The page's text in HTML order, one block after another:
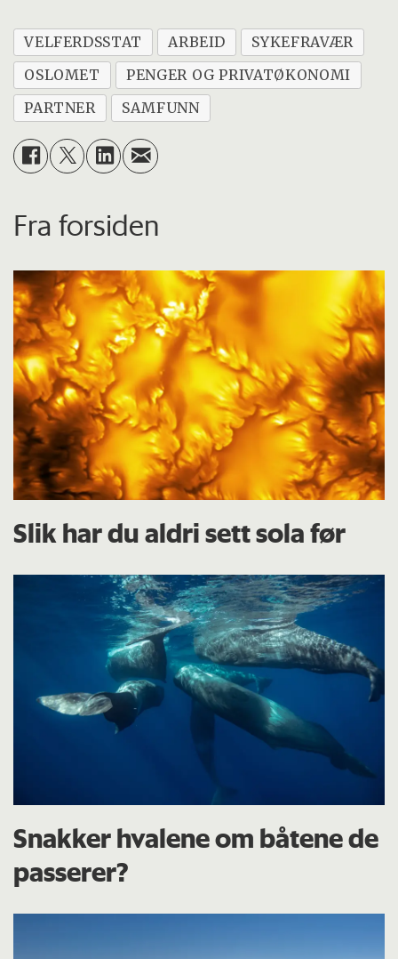
VELFERDSSTAT ARBEID
SYKEFRAVÆR
OSLOMET
PENGER OG PRIVATØKONOMI
PARTNER
SAMFUNN
Fra forsiden
Slik har du aldri sett sola før
Snakker hvalene om båtene de
passerer?